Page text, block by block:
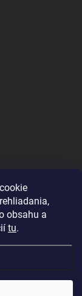
obsahu a
tu.